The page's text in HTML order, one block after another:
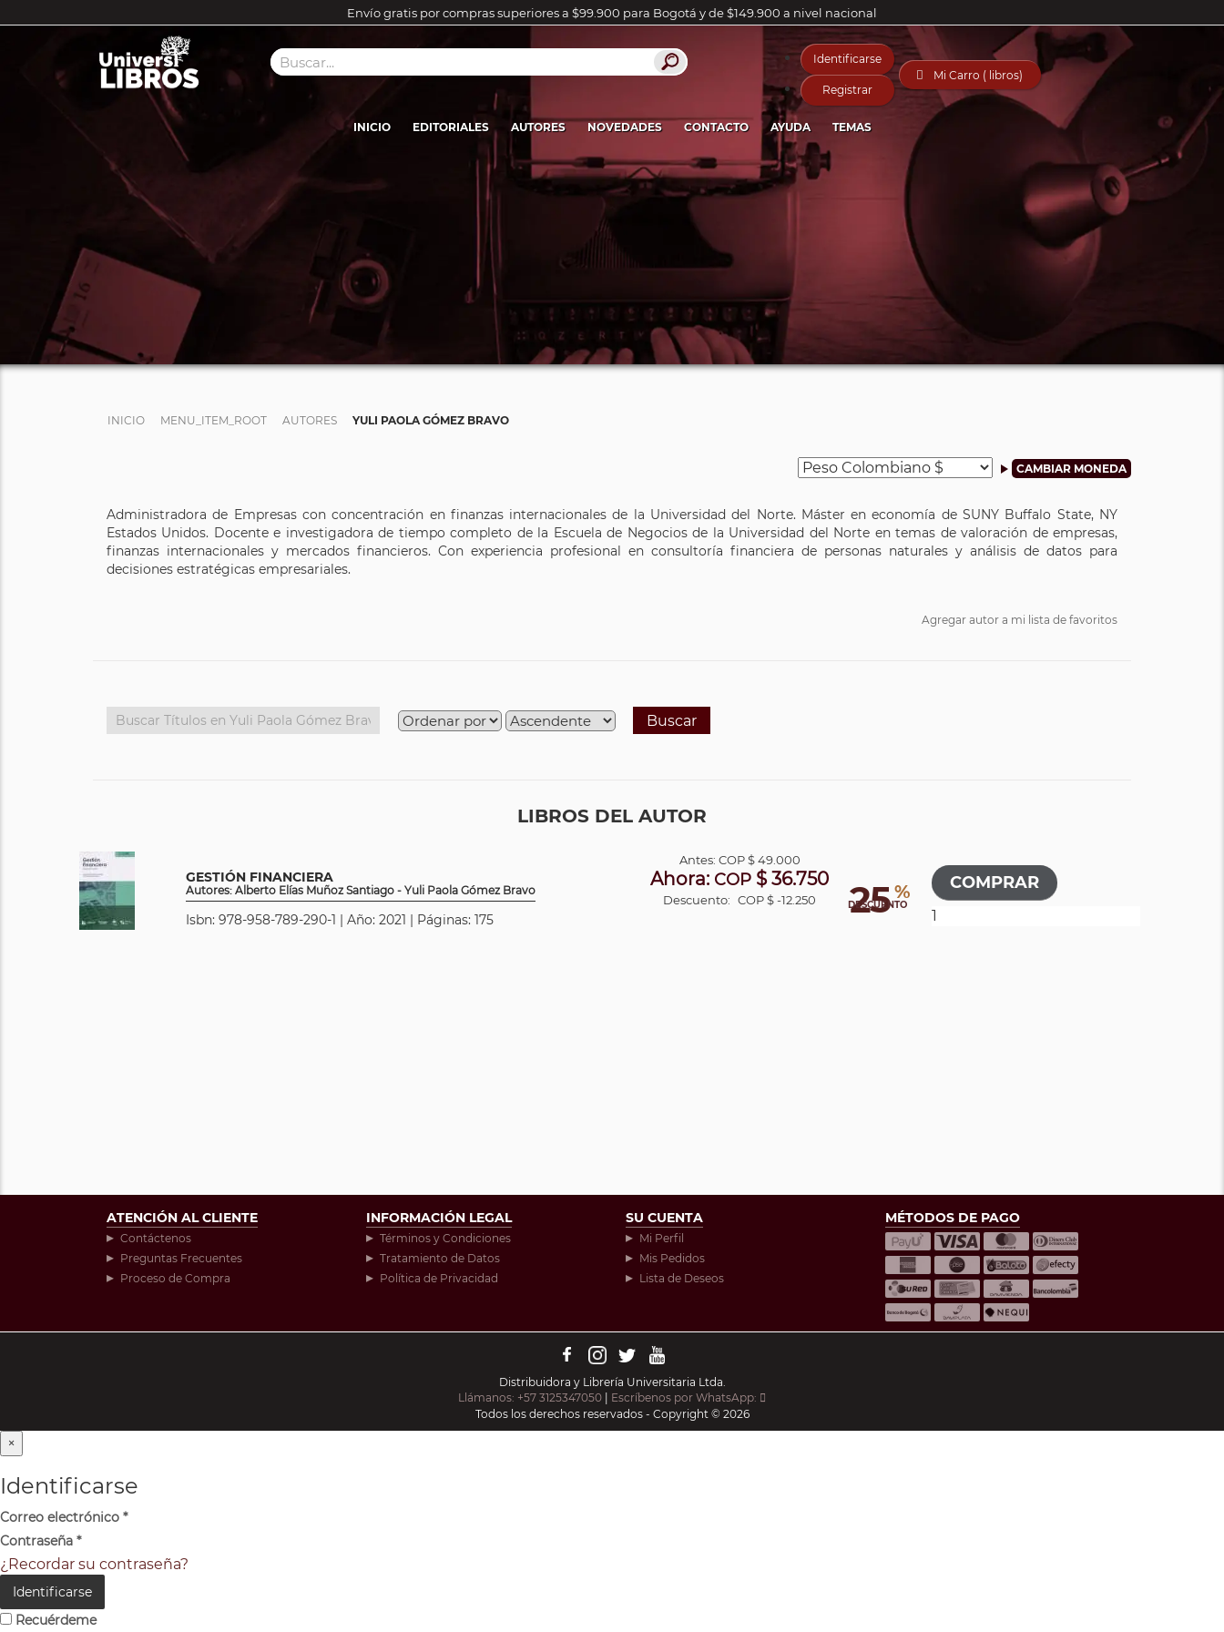
Envío gratis por compras superiores a $99.900 para Bogotá y de $149.900 a nivel nacional
Identificarse
Registrar
 Mi Carro ( libros)
INICIO EDITORIALES AUTORES NOVEDADES CONTACTO AYUDA TEMAS
INICIO MENU_ITEM_ROOT AUTORES YULI PAOLA GÓMEZ BRAVO
Administradora de Empresas con concentración en finanzas internacionales de la Universidad del Norte. Máster en economía de SUNY Buffalo State, NY
Estados Unidos. Docente e investigadora de tiempo completo de la Escuela de Negocios de la Universidad del Norte en temas de valoración de empresas,
finanzas internacionales y mercados financieros. Con experiencia profesional en consultoría financiera de personas naturales y análisis de datos para
decisiones estratégicas empresariales.
Agregar autor a mi lista de favoritos
Buscar
LIBROS DEL AUTOR
GESTIÓN FINANCIERA
Autores: Alberto Elías Muñoz Santiago - Yuli Paola Gómez Bravo
Isbn: 978-958-789-290-1 | Año: 2021 | Páginas: 175 25 %
DESCUENTO
Antes: COP$ 49.000
Ahora: COP $ 36.750
Descuento: COP $ -12.250
ATENCIÓN AL CLIENTE
Contáctenos
Preguntas Frecuentes
Proceso de Compra
INFORMACIÓN LEGAL
Términos y Condiciones
Tratamiento de Datos
Política de Privacidad
SU CUENTA
Mi Perfil
Mis Pedidos
Lista de Deseos
MÉTODOS DE PAGO
Distribuidora y Librería Universitaria Ltda.
Llámanos: +57 3125347050
Escríbenos por WhatsApp:
Todos los derechos reservados - Copyright © 2026
×
Identificarse
Correo electrónico *
Contraseña *
¿Recordar su contraseña?
Identificarse
Recuérdeme